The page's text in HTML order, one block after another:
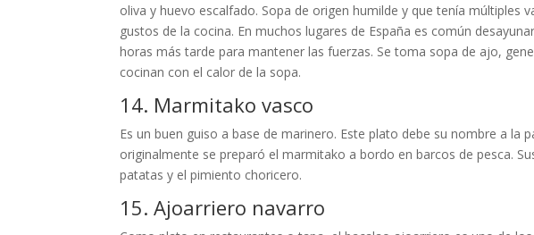
oliva y huevo escalfado. Sopa de origen humilde y que tenía múltiples
gustos de la cocina. En muchos lugares de España es común
horas más tarde para mantener las fuerzas. Se toma sopa de ajo,
cocinan con el calor de la sopa.
14. Marmitako vasco
Es un buen guiso a base de marinero. Este plato debe su nombre a la
originalmente se preparó el marmitako a bordo en barcos de pesca.
patatas y el pimiento choricero.
15. Ajoarriero navarro